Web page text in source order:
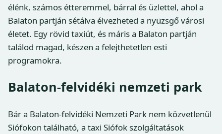
élénk, számos étteremmel, bárral és üzlettel, ahol a
Balaton partján sétálva élvezheted a nyüzsgő városi
életet. Egy rövid taxiút, és máris a Balaton partján
találod magad, készen a felejthetetlen esti
programokra.
Balaton-felvidéki nemzeti park
Bár a Balaton-felvidéki Nemzeti Park nem közvetlenül
Siófokon található, a taxi Siófok szolgáltatások